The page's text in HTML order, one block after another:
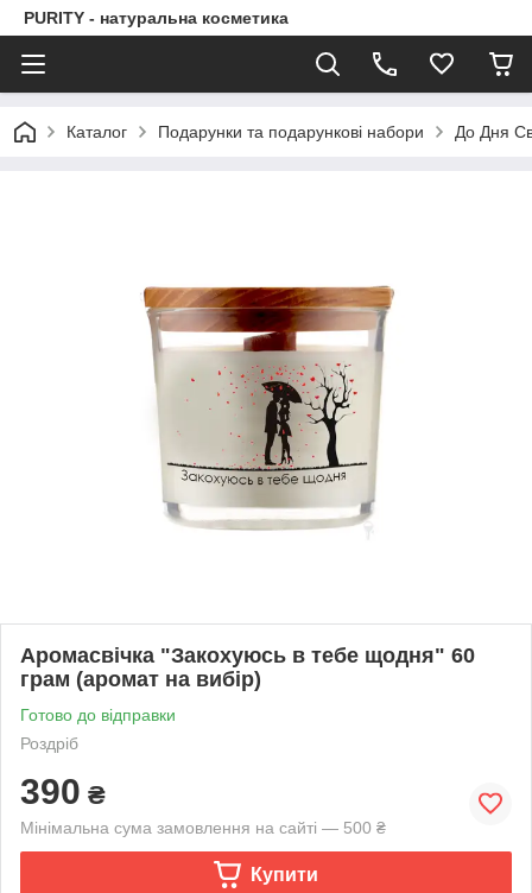
PURITY - натуральна косметика
Каталог Подарунки та подарункові набори До Дня
Аромасвічка "Закохуюсь в тебе щодня" 60
грам (аромат на вибір)
Готово до відправки
Роздріб
390 ₴
Мінімальна сума замовлення на сайті — 500 ₴
Купити